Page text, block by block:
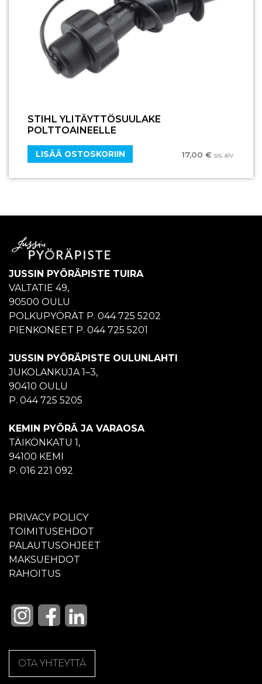
STIHL YLITÄYTTÖSUULAKE
POLTTOAINEELLE
17,00 € sis. alv.
LISÄÄ OSTOSKORIIN
JUSSIN PYÖRÄPISTE TUIRA
VALTATIE 49,
90500 OULU
POLKUPYÖRÄT P. 044 725 5202
PIENKONEET P. 044 725 5201
JUSSIN PYÖRÄPISTE OULUNLAHTI
JUKOLANKUJA 1–3,
90410 OULU
P. 044 725 5205
KEMIN PYÖRÄ JA VARAOSA
TÄIKÖNKATU 1,
94100 KEMI
P. 016 221 092
PRIVACY POLICY
TOIMITUSEHDOT
PALAUTUSOHJEET
MAKSUEHDOT
RAHOITUS
OTA YHTEYTTÄ